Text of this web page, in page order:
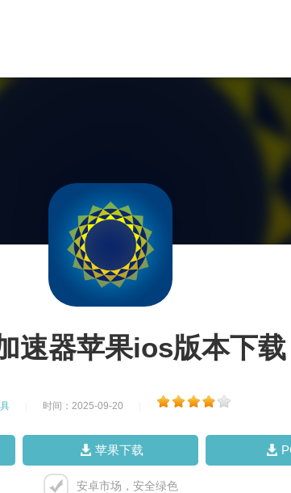
速器苹果ios版本下载
时间：2025-09-20
苹果下载
安卓市场，安全绿色